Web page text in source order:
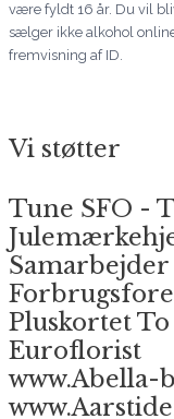
være fyldt 16 år. Du vil
sælger ikke alkohol
fremvisning af ID.
Vi støtter
Tune SFO -
Pluskortet
Euroflorist
www.Abella-